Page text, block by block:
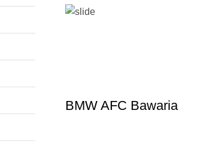
BMW AFC Bawaria